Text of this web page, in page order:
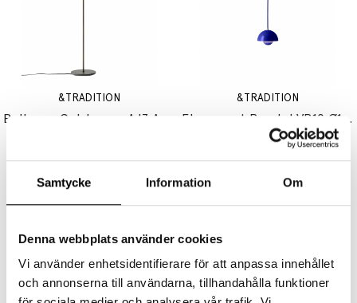
Samtycke Information Om
Denna webbplats använder cookies
Vi använder enhetsidentifierare för att anpassa innehållet
och annonserna till användarna, tillhandahålla funktioner
&TRADITION &TRADITION
Flowerpot Pendel VP10 Ø16cm Cobalt Blue
1784 kr
&TRADITION &TRADITION